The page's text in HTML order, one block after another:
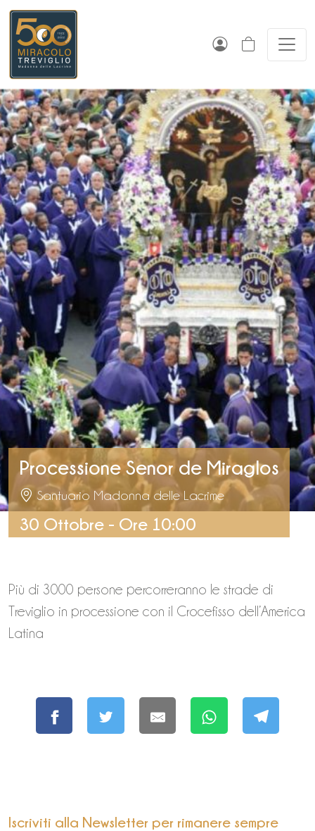
Processione Senor de Miraglos
Santuario Madonna delle Lacrime
30 Ottobre - Ore 10:00
Più di 3000 persone percorreranno le strade di
Treviglio in processione con il Crocefisso dell’America
Latina
Iscriviti alla Newsletter per rimanere sempre